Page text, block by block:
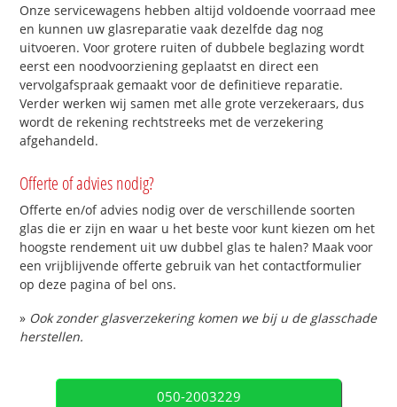
Onze servicewagens hebben altijd voldoende voorraad mee
en kunnen uw glasreparatie vaak dezelfde dag nog
uitvoeren. Voor grotere ruiten of dubbele beglazing wordt
eerst een noodvoorziening geplaatst en direct een
vervolgafspraak gemaakt voor de definitieve reparatie.
Verder werken wij samen met alle grote verzekeraars, dus
wordt de rekening rechtstreeks met de verzekering
afgehandeld.
Offerte of advies nodig?
Offerte en/of advies nodig over de verschillende soorten
glas die er zijn en waar u het beste voor kunt kiezen om het
hoogste rendement uit uw dubbel glas te halen? Maak voor
een vrijblijvende offerte gebruik van het contactformulier
op deze pagina of bel ons.
» Ook zonder glasverzekering komen we bij u de glasschade
herstellen.
050-2003229